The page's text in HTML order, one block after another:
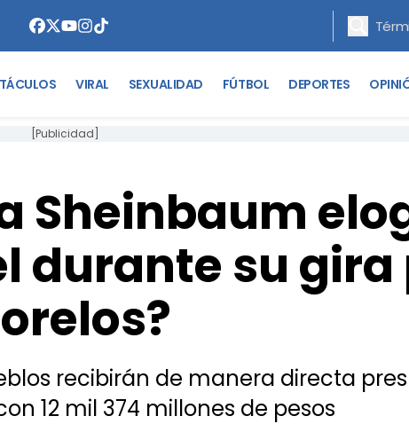
VIRAL SEXUALIDAD FÚTBOL DEPORTES
[Publicidad]
Sheinbaum
durante su gira
recibirán de manera directa
12 mil 374 millones de pesos